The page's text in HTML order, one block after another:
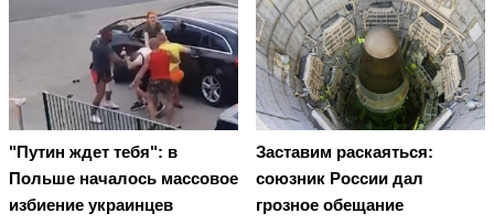
"Путин ждет тебя": в
Польше началось массовое
избиение украинцев
Заставим раскаяться:
союзник России дал
грозное обещание